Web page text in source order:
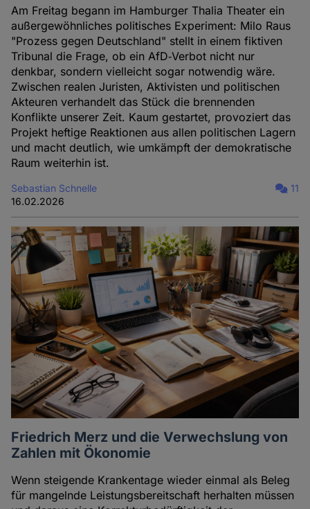
Am Freitag begann im Hamburger Thalia Theater ein
außergewöhnliches politisches Experiment: Milo Raus
"Prozess gegen Deutschland" stellt in einem fiktiven
Tribunal die Frage, ob ein AfD‑Verbot nicht nur
denkbar, sondern vielleicht sogar notwendig wäre.
Zwischen realen Juristen, Aktivisten und politischen
Akteuren verhandelt das Stück die brennenden
Konflikte unserer Zeit. Kaum gestartet, provoziert das
Projekt heftige Reaktionen aus allen politischen Lagern
und macht deutlich, wie umkämpft der demokratische
Raum weiterhin ist.
Sebastian Schnelle
16.02.2026
11
Friedrich Merz und die Verwechslung von
Zahlen mit Ökonomie
Wenn steigende Krankentage wieder einmal als Beleg
für mangelnde Leistungsbereitschaft herhalten müssen